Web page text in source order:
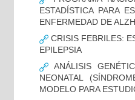
ESTADÍSTICA PARA
ENFERMEDAD DE
CRISIS FEBRILES:
EPILEPSIA
ANÁLISIS
NEONATAL
MODELO PARA